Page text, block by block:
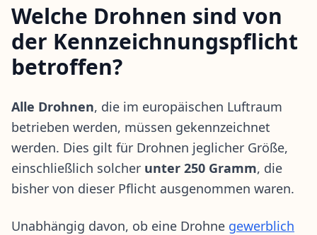
Welche Drohnen sind von
der Kennzeichnungspflicht
betroffen?
Alle Drohnen, die im europäischen Luftraum
betrieben werden, müssen gekennzeichnet
werden. Dies gilt für Drohnen jeglicher Größe,
einschließlich solcher unter 250 Gramm, die
bisher von dieser Pflicht ausgenommen waren.
Unabhängig davon, ob eine Drohne gewerblich